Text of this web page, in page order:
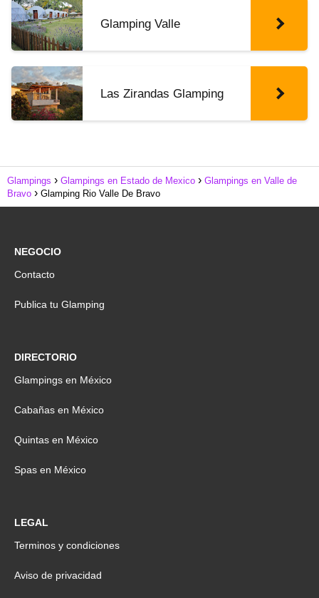
Glamping Valle
Las Zirandas Glamping
Glampings Glampings en Estado de Mexico
Glampings en Valle de
Bravo
Glamping Rio Valle De Bravo
NEGOCIO
Contacto
Publica tu Glamping
DIRECTORIO
Glampings en México
Cabañas en México
Quintas en México
Spas en México
LEGAL
Terminos y condiciones
Aviso de privacidad